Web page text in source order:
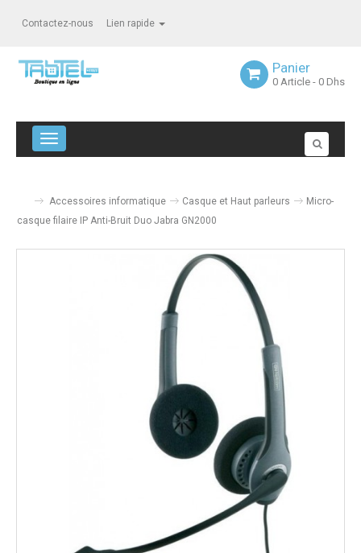
Contactez-nous Lien rapide
Panier
0 Article - 0 Dhs
Navigation bascule
Accessoires informatique Casque et Haut parleurs
Micro-
casque filaire IP Anti-Bruit Duo Jabra GN2000